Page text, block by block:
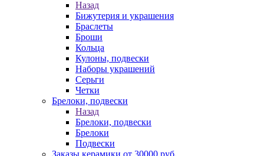
Назад
Бижутерия и украшения
Браслеты
Броши
Кольца
Кулоны, подвески
Наборы украшений
Серьги
Четки
Брелоки, подвески
Назад
Брелоки, подвески
Брелоки
Подвески
Заказы керамики от 30000 руб.